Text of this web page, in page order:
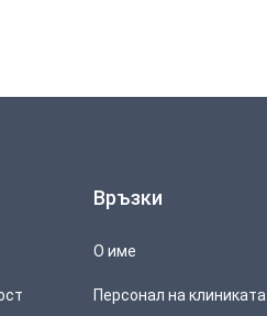
Връзки
О име
Персонал на клиниката